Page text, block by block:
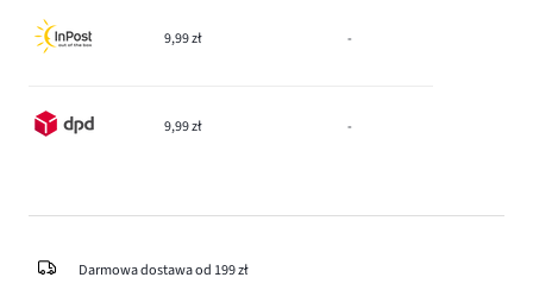
9,99 zł -
9,99 zł -
Darmowa dostawa od 199 zł